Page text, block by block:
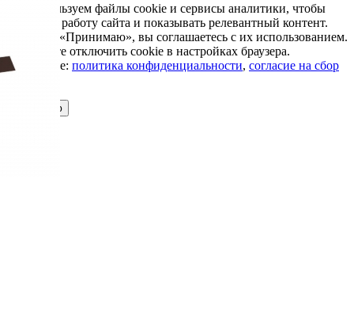
Мы используем файлы cookie и сервисы аналитики, чтобы
улучшить работу сайта и показывать релевантный контент.
Нажимая «Принимаю», вы соглашаетесь с их использованием.
Вы можете отключить cookie в настройках браузера.
Подробнее: политика конфиденциальности, согласие на сбор
Принимаю